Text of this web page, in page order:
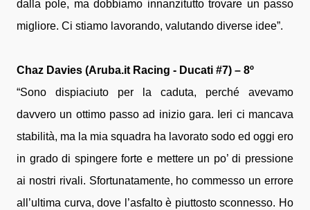
dalla pole, ma dobbiamo innanzitutto trovare un passo
migliore. Ci stiamo lavorando, valutando diverse idee”.
Chaz Davies (Aruba.it Racing - Ducati #7) – 8º
“Sono dispiaciuto per la caduta, perché avevamo
davvero un ottimo passo ad inizio gara. Ieri ci mancava
stabilità, ma la mia squadra ha lavorato sodo ed oggi ero
in grado di spingere forte e mettere un po’ di pressione
ai nostri rivali. Sfortunatamente, ho commesso un errore
all’ultima curva, dove l’asfalto è piuttosto sconnesso. Ho